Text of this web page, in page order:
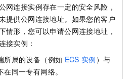
网连接实例存在一定的安全风险，
提供公网连接地址。如果您的客户
情形，您可以申请公网连接地址，
接实例：
所属的设备（例如 ECS 实例 ）与
在同一专有网络。